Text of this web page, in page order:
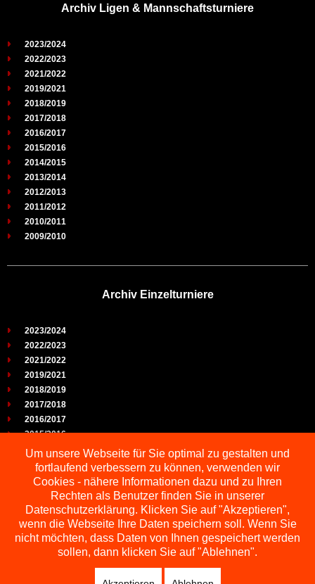
Archiv Ligen & Mannschaftsturniere
2023/2024
2022/2023
2021/2022
2019/2021
2018/2019
2017/2018
2016/2017
2015/2016
2014/2015
2013/2014
2012/2013
2011/2012
2010/2011
2009/2010
Archiv Einzelturniere
2023/2024
2022/2023
2021/2022
2019/2021
2018/2019
2017/2018
2016/2017
2015/2016
2014/2015
2013/2014
2012/2013
2011/2012
2010/2011
2009/2010
Um unsere Webseite für Sie optimal zu gestalten und
fortlaufend verbessern zu können, verwenden wir
Cookies - nähere Informationen dazu und zu Ihren
Rechten als Benutzer finden Sie in unserer
Datenschutzerklärung. Klicken Sie auf "Akzeptieren",
wenn die Webseite Ihre Daten speichern soll. Wenn Sie
nicht möchten, dass Daten von Ihnen gespeichert werden
sollen, dann klicken Sie auf "Ablehnen".